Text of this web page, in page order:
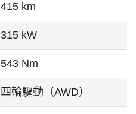
415 km
315 kW
543 Nm
四輪驅動（AWD）